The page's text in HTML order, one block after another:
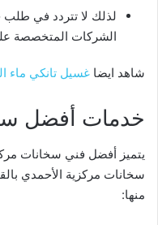
لذلك لا تتردد في
الشركات المتخصصة
شاهد ايضا غسيل تانكي ماء
خدمات أفضل
يتميز أفضل فني سخانات
سخانات مركزية الأحمدي
منها: